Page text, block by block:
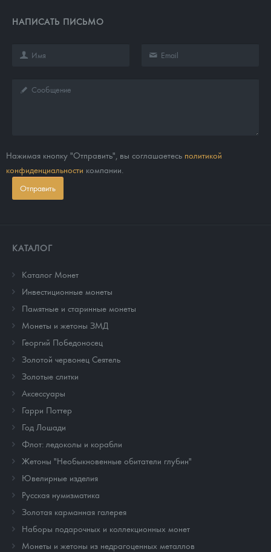
НАПИСАТЬ ПИСЬМО
Нажимая кнопку "Отправить", вы соглашаетесь политикой
конфиденциальности компании.
Отправить
КАТАЛОГ
Каталог Монет
Инвестиционные монеты
Памятные и старинные монеты
Монеты и жетоны ЗМД
Георгий Победоносец
Золотой червонец Сеятель
Золотые слитки
Аксессуары
Гарри Поттер
Год Лошади
Флот: ледоколы и корабли
Жетоны "Необыкновенные обитатели глубин"
Ювелирные изделия
Русская нумизматика
Золотая карманная галерея
Наборы подарочных и коллекционных монет
Монеты и жетоны из недрагоценных металлов